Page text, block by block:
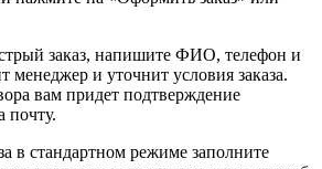
заказ, напишите ФИО, телефон и
менеджер и уточнит условия заказа.
вам придет подтверждение
почту.
в стандартном режиме заполните